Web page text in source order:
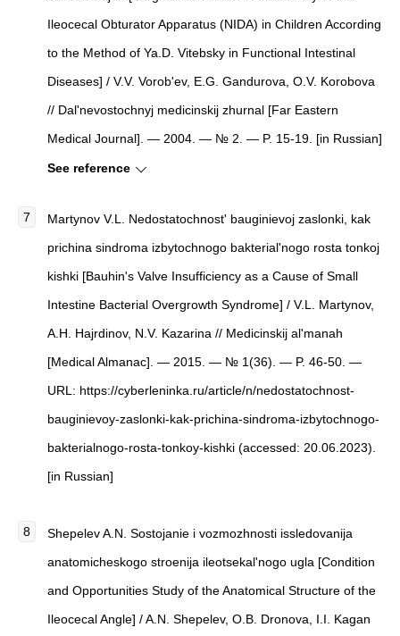
Ileocecal Obturator Apparatus (NIDA) in Children According
to the Method of Ya.D. Vitebsky in Functional Intestinal
Diseases] / V.V. Vorob'ev, E.G. Gandurova, O.V. Korobova
// Dal'nevostochnyj medicinskij zhurnal [Far Eastern
Medical Journal]. — 2004. — № 2. — P. 15-19. [in Russian]
See reference
Martynov V.L. Nedostatochnost' bauginievoj zaslonki, kak
prichina sindroma izbytochnogo bakterial'nogo rosta tonkoj
kishki [Bauhin's Valve Insufficiency as a Cause of Small
Intestine Bacterial Overgrowth Syndrome] / V.L. Martynov,
A.H. Hajrdinov, N.V. Kazarina // Medicinskij al'manah
[Medical Almanac]. — 2015. — № 1(36). — P. 46-50. —
URL: https://cyberleninka.ru/article/n/nedostatochnost-
bauginievoy-zaslonki-kak-prichina-sindroma-izbytochnogo-
bakterialnogo-rosta-tonkoy-kishki (accessed: 20.06.2023).
[in Russian]
Shepelev A.N. Sostojanie i vozmozhnosti issledovanija
anatomicheskogo stroenija ileotsekal'nogo ugla [Condition
and Opportunities Study of the Anatomical Structure of the
Ileocecal Angle] / A.N. Shepelev, O.B. Dronova, I.I. Kagan